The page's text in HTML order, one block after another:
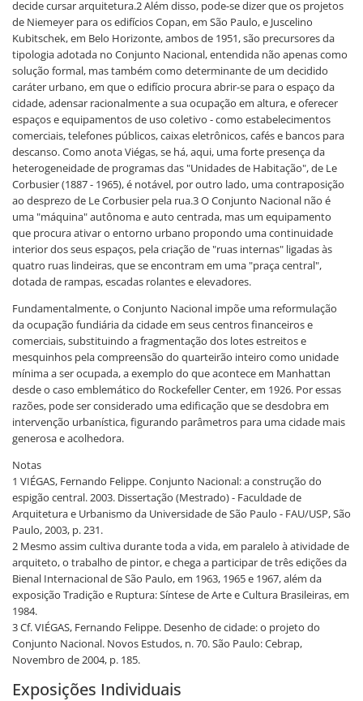
decide cursar arquitetura.2 Além disso, pode-se dizer que os projetos
de Niemeyer para os edifícios Copan, em São Paulo, e Juscelino
Kubitschek, em Belo Horizonte, ambos de 1951, são precursores da
tipologia adotada no Conjunto Nacional, entendida não apenas como
solução formal, mas também como determinante de um decidido
caráter urbano, em que o edifício procura abrir-se para o espaço da
cidade, adensar racionalmente a sua ocupação em altura, e oferecer
espaços e equipamentos de uso coletivo - como estabelecimentos
comerciais, telefones públicos, caixas eletrônicos, cafés e bancos para
descanso. Como anota Viégas, se há, aqui, uma forte presença da
heterogeneidade de programas das "Unidades de Habitação", de Le
Corbusier (1887 - 1965), é notável, por outro lado, uma contraposição
ao desprezo de Le Corbusier pela rua.3 O Conjunto Nacional não é
uma "máquina" autônoma e auto centrada, mas um equipamento
que procura ativar o entorno urbano propondo uma continuidade
interior dos seus espaços, pela criação de "ruas internas" ligadas às
quatro ruas lindeiras, que se encontram em uma "praça central",
dotada de rampas, escadas rolantes e elevadores.
Fundamentalmente, o Conjunto Nacional impõe uma reformulação
da ocupação fundiária da cidade em seus centros financeiros e
comerciais, substituindo a fragmentação dos lotes estreitos e
mesquinhos pela compreensão do quarteirão inteiro como unidade
mínima a ser ocupada, a exemplo do que acontece em Manhattan
desde o caso emblemático do Rockefeller Center, em 1926. Por essas
razões, pode ser considerado uma edificação que se desdobra em
intervenção urbanística, figurando parâmetros para uma cidade mais
generosa e acolhedora.
Notas
1 VIÉGAS, Fernando Felippe. Conjunto Nacional: a construção do
espigão central. 2003. Dissertação (Mestrado) - Faculdade de
Arquitetura e Urbanismo da Universidade de São Paulo - FAU/USP, São
Paulo, 2003, p. 231.
2 Mesmo assim cultiva durante toda a vida, em paralelo à atividade de
arquiteto, o trabalho de pintor, e chega a participar de três edições da
Bienal Internacional de São Paulo, em 1963, 1965 e 1967, além da
exposição Tradição e Ruptura: Síntese de Arte e Cultura Brasileiras, em
1984.
3 Cf. VIÉGAS, Fernando Felippe. Desenho de cidade: o projeto do
Conjunto Nacional. Novos Estudos, n. 70. São Paulo: Cebrap,
Novembro de 2004, p. 185.
Exposições Individuais